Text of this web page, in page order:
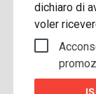
dichiaro di
voler